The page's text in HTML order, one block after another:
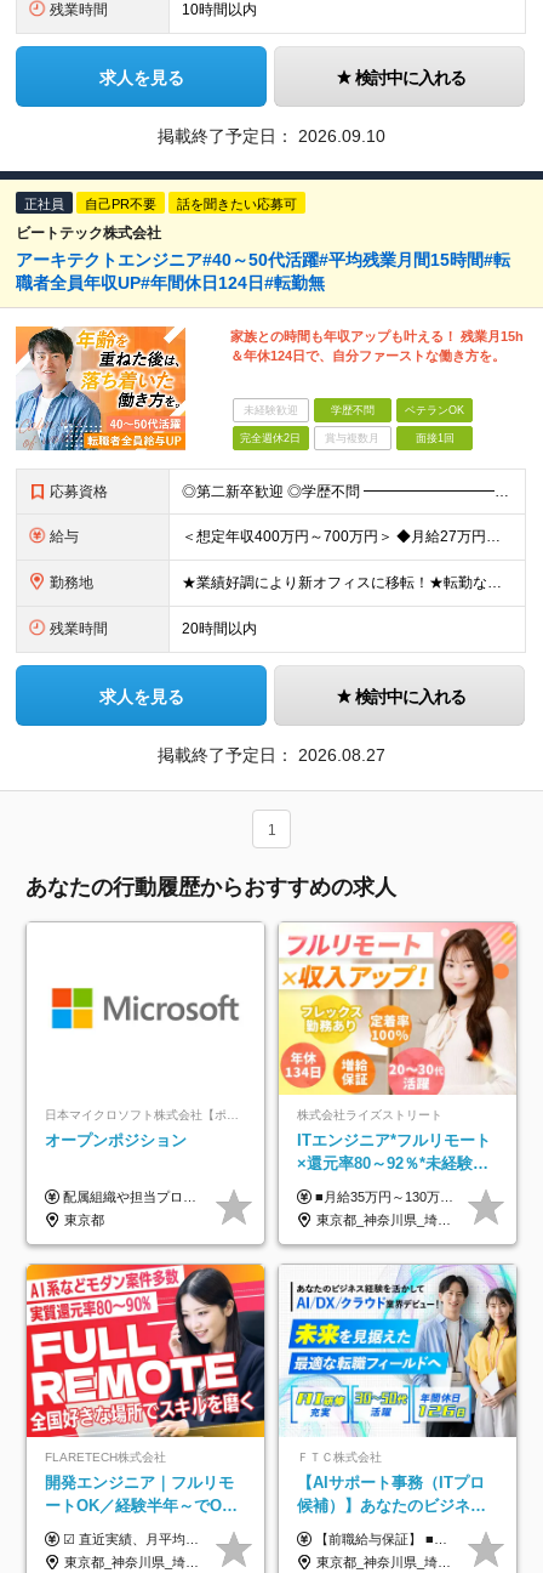
残業時間 10時間以内
求人を見る 検討中に入れる
掲載終了予定日： 2026.09.10
正社員 自己PR不要 話を聞きたい応募可
ビートテック株式会社
アーキテクトエンジニア#40～50代活躍#平均残業月間15時間#転
職者全員年収UP#年間休日124日#転勤無
家族との時間も年収アップも叶える！ 残業月15h
＆年休124日で、自分ファーストな働き方を。
未経験歓迎 学歴不問 ベテランOK
完全週休2日 賞与複数月 面接1回
応募資格 ◎第二新卒歓迎 ◎学歴不問 ━━━━━━━━━━━━━━━━ ■何らかの開発経験をお持ちの方 ━━━━━━━━━━━━━━━━ ＜歓迎要素＞ ＊RTOSやLinux開発経験 ＊車載機器開発経験（上流
給与 ＜想定年収400万円～700万円＞ ◆月給27万円～48万円＋各種手当（交通費全額支給／役職手当／在宅手当など） ※これまでの経験やスキルを考慮のうえ、当社規定に沿って決定します。 ※6ヶ月間の試用期
勤務地 ★業績好調により新オフィスに移転！★転勤なし★希望を考慮した上で勤務地を決定します！ 関東（東京都、神奈川県）または大阪、福岡のプロジェクト先での勤務となります。 ＜東京本社＞ 東京都品川区大崎4
残業時間 20時間以内
求人を見る 検討中に入れる
掲載終了予定日： 2026.08.27
1
あなたの行動履歴からおすすめの求人
日本マイクロソフト株式会社【ポジションマッチ登録】
オープンポジション
配属組織や担当プロジェクトにより異なります。 ▼参考情報 ----------------------- 年俸650万～（1/12を月々支給） ※経験、能力を考慮の上、当社規定により優遇いたします。 ※時間外、休日出勤、深夜手当に対する賃金も基本年俸に含みます。
東京都
株式会社ライズストリート
ITエンジニア*フルリモート
×還元率80～92％*未経験歓
迎*年休134日*月給35万～*
定着率100%
■月給35万円～130万円＋賞与年2回＋各種手当 ※システムエンジニアの経験をお持ちの方は月給41万円以上＋賞与年2回（108万円～）＋手当 ■単価（年収）アップのチャンスは最大年12回 ※残業代は1分単位で100％全額支給。サービス残業などは一切ありません ※試用期間6ヵ月（試用期間中の待遇・給与に差はありません）
東京都_神奈川県_埼玉県_千葉県_大阪府_愛知県_北海道_青森県_岩手県_宮城県_秋田県_山形県_福島県_茨城県_栃木県_群馬県_新潟県_山梨県_長野県_富山県_石川県_福井県_静岡県_岐阜県_三重県_兵庫県_京都府_滋賀県_奈良県_和歌山県_広島県_岡山県_鳥取県_島根県_山口県_徳島県_香川県_愛媛県_高知県_福岡県_熊本県_佐賀県_長崎県_大分県_宮崎県_鹿児島県_沖縄県
FLARETECH株式会社
開発エンジニア｜フルリモ
ートOK／経験半年～でOK
／実質還元率80～90%／前
給保証／AI系など最先端案
☑︎ 直近実績、月平均17,000円の昇給 ☑︎ 前職給与100%保証 ☑︎ 実質還元率80～90% ☑︎ 待機時も給与は満額支給 月給35万円～70万円＋交通費など各種手当 ※想定年収：4,200,000円～10,560,000円 ※経験・能力等を考慮の上で決定します。 ※上記金額には、みなし残業手当（50時間分・104,000円～212,000円）を含みます。超過分は別途追加支給します。 ┗残業時間は月平均10時間、多い時でも20時間程度と安定しております ★単価連動型の給与体系ではないため、万が一待機になってもその間の給与は満額支給しています。 ＜1年間の昇給事例をご紹介！＞ ・20代/フロントエンドエンジニア：月給274,000円→月給362,000円（＋88,000円/月） ・20代/iOSエンジニア：月給237,000円→月給287,000円（＋50,000円/月） ・20代/Androidエンジニア：月給316,000円→月給374,000円（＋58,000円/月） ・30代/Javaエンジニア（上流）：月給340,000円→月給418,000円（＋78,000円/月） ・30代/PMO：月給340,000円→月給418,000円（＋78,000円/月）
東京都_神奈川県_埼玉県_千葉県_大阪府_愛知県_北海道_青森県_岩手県_宮城県_秋田県_山形県_福島県_茨城県_栃木県_群馬県_新潟県_山梨県_長野県_富山県_石川県_福井県_静岡県_岐阜県_三重県_兵庫県_京都府_滋賀県_奈良県_和歌山県_広島県_岡山県_鳥取県_島根県_山口県_徳島県_香川県_愛媛県_高知県_福岡県_熊本県_佐賀県_長崎県_大分県_宮崎県_鹿児島県_沖縄県
ＦＴＣ株式会社
【AIサポート事務（ITプロ
候補）】あなたのビジネス
経験をAI業界で活かす◆IT
未経験OK◆目指せるコンサ
【前職給与保証】 ■未経験者： 月給30万円～35万円 ■ローキャリア（経験目安1年程度）： 月給35万円～40万円 ■経験者（経験目安3年以上）： 月給40万円～60万円 ■即戦力（経験目安5年以上）： 月給45万円～80万円 ※上記金額には固定残業代30時間分 【未経験者5万5000円～7万3000円、 ローキャリア6万4000円～7万3000円、 経験者5万8000円～10万9000円、 即戦力8万2000円～14万5000円】を含みます。 ※30時間を超える場合は追加で全額支給します。 ※経験・能力・前職給与などを総合的に評価したうえでご納得いただけるよう個別決定。 未経験者の場合、前職給与とポテンシャルを査定のうえ決定いたします。 ※日本国内でのIT業界経験、または同等の実務経験と能力に応じて決定します。 ※前職給与は日本円かつ、日本国内での実績に基づき評価します。 【納得の評価システム】 ★クォーター毎に査定する評価制度導入！ 明確な評価基準で翌年度年収を上げましょう！ ★評価対象期間に在籍中のほとんどの社員が昇給し 年収アップを実現しています！ ★様々なインセンティブ制度を用意し多角的に正当評価しています！ ※試用期間6カ月（期間中の待遇等に差異なし）
東京都_神奈川県_埼玉県_千葉県